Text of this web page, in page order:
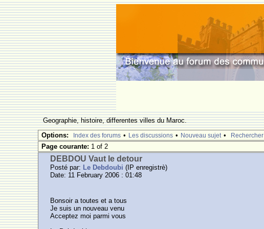
Geographie, histoire, differentes villes du Maroc.
Options: Index des forums • Les discussions • Nouveau sujet • Rechercher
Page courante: 1 of 2
DEBDOU Vaut le detour
Posté par: Le Debdoubi (IP enregistrè)
Date: 11 February 2006 : 01:48
Bonsoir a toutes et a tous
Je suis un nouveau venu
Acceptez moi parmi vous